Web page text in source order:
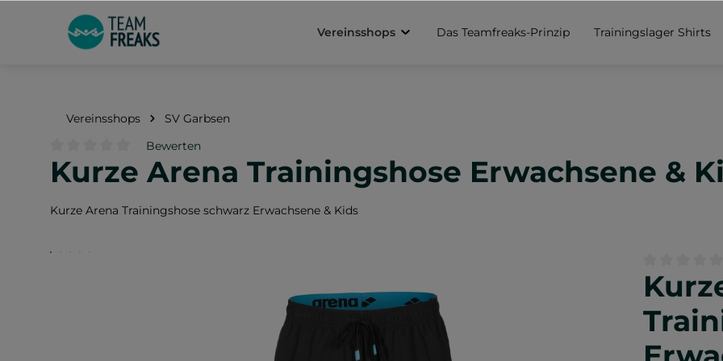
Zur Hauptnavigation springen
Vereinsshops
Das Teamfreaks-Prinzip Trainingslager Shirts
Vereinsshops SV Garbsen
Durchschnittliche Bewertung von 0 von 5 Sternen
Bewerten
Kurze Arena Trainingshose Erwachsene &
Kurze Arena Trainingshose schwarz Erwachsene & Kids